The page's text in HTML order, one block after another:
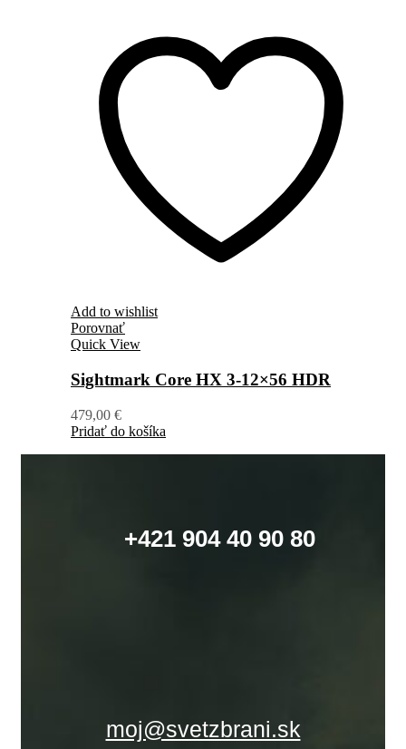
Add to wishlist
Porovnať
Quick View
Sightmark Core HX 3-12×56 HDR
479,00 €
Pridať do košíka
+421 904 40 90 80
moj@svetzbrani.sk